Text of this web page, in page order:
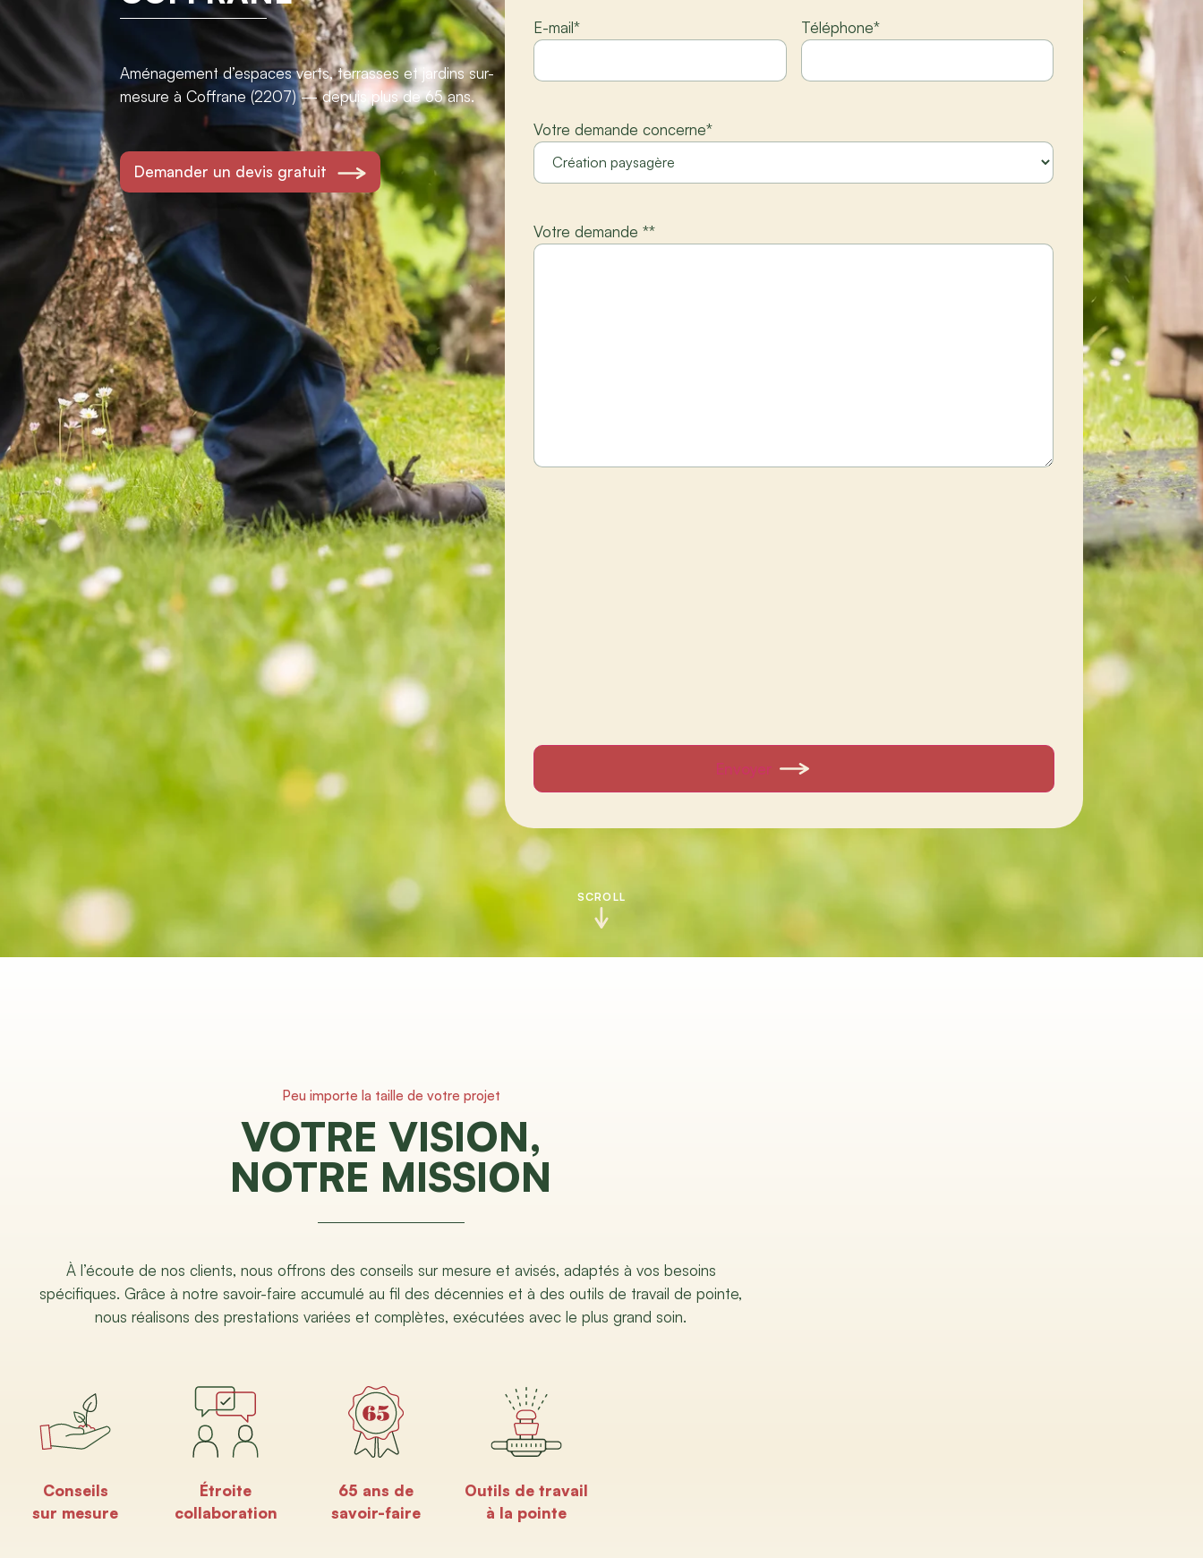
Aménagement d’espaces verts, terrasses et jardins sur-
mesure à Coffrane (2207) — depuis plus de 65 ans.
Demander un devis gratuit
E-mail* Téléphone*
Votre demande concerne*
Votre demande **
Envoyer
SCROLL
Peu importe la taille de votre projet
VOTRE VISION,
NOTRE MISSION
À l’écoute de nos clients, nous offrons des conseils sur mesure et avisés, adaptés à vos besoins
spécifiques. Grâce à notre savoir-faire accumulé au fil des décennies et à des outils de travail de pointe,
nous réalisons des prestations variées et complètes, exécutées avec le plus grand soin.
Conseils
sur mesure
Étroite
collaboration
65 ans de
savoir-faire
Outils de travail
à la pointe